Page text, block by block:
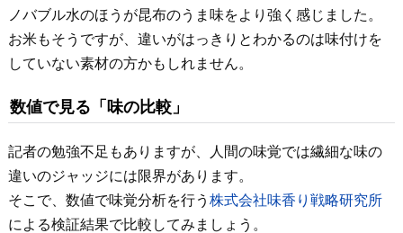
ノバブル水のほうが昆布のうま味をより強く感じました。
お米もそうですが、違いがはっきりとわかるのは味付けを
していない素材の方かもしれません。
数値で見る「味の比較」
記者の勉強不足もありますが、人間の味覚では繊細な味の
違いのジャッジには限界があります。
そこで、数値で味覚分析を行う 株式会社味香り戦略研究所
による検証結果で比較してみましょう。